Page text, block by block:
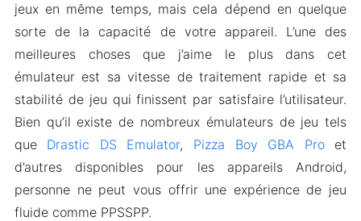
jeux en même temps, mais cela dépend en quelque
sorte de la capacité de votre appareil. L’une des
meilleures choses que j’aime le plus dans cet
émulateur est sa vitesse de traitement rapide et sa
stabilité de jeu qui finissent par satisfaire l’utilisateur.
Bien qu’il existe de nombreux émulateurs de jeu tels
que Drastic DS Emulator, Pizza Boy GBA Proet
d’autres disponibles pour les appareils Android,
personne ne peut vous offrir une expérience de jeu
fluide comme PPSSPP.